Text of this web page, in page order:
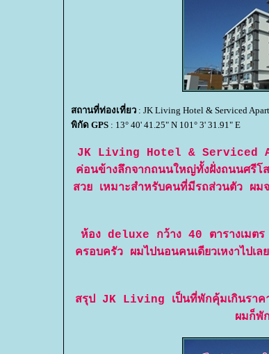
สถานที่ท่องเที่ยว : JK Living Hotel & Serviced
พิกัด GPS : 13° 40' 41.25" N 101° 3' 31.91" E
JK Living Hotel & Serviced
ค่อนข้างลึกจากถนนใหญ่ทั้งฝั่งถนนศรี
สวย เหมาะสำหรับคนที่มีรถส่วนตัว
ห้อง deluxe กว้าง 40 ตารางเมต
ครอบครัว ผมไปนอนคนเดียวเหงาไป
สรุป JK Living เป็นที่พักคุ้มเกินราคา
ผมก็พั